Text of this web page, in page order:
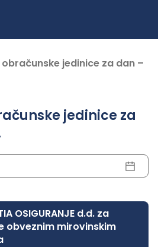
jedinice za dan –
jedinice za
OSIGURANJE d.d. za
obveznim mirovinskim